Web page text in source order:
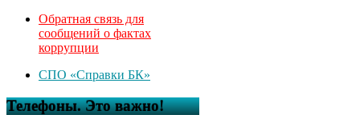
Обратная связь для
сообщений о фактах
коррупции
СПО «Справки БК»
Телефоны. Это важно!